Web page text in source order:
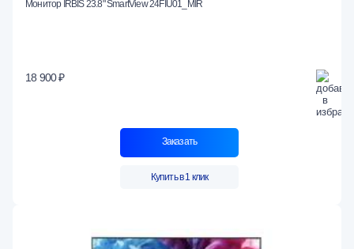
Монитор IRBIS 23.8" SmartView 24FIU01_MIR
18 900 ₽
Заказать
Купить в 1 клик